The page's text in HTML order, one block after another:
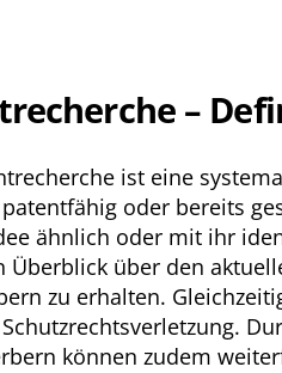
–
ist eine
oder bereits
ähnlich oder mit ihr
Überblick über den
zu erhalten.
können zudem